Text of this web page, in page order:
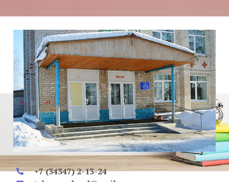
+7 (34347) 2-13-24